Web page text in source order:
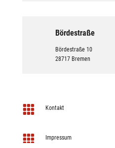
Bördestraße
Bördestraße 10
28717 Bremen
 Kontakt
 Impressum